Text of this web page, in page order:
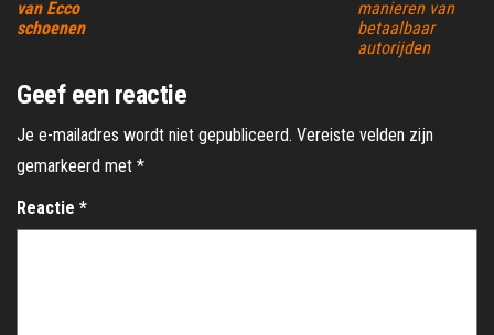
van Ecco
schoenen
manieren van
betaalbaar
autorijden
Geef een reactie
Je e-mailadres wordt niet gepubliceerd. Vereiste velden zijn
gemarkeerd met *
Reactie *